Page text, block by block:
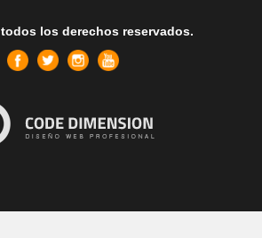
los derechos reservados.